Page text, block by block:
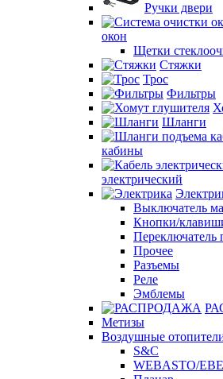
Ручки двери
окон
Щетки
Стяжки
Трос
Фильтры
Шланги
кабины
электрический
Выключатель
Кнопки/
Переключатель
Прочее
Разъемы
Реле
Эмблемы
Метизы
Воздушные
S&C
WEBASTO/